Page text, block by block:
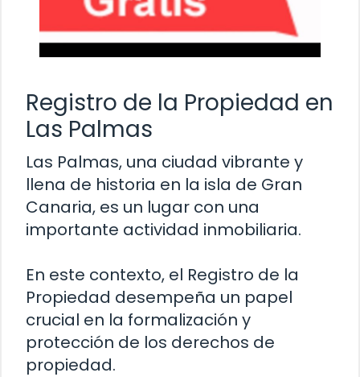
Registro de la Propiedad en
Las Palmas
Las Palmas, una ciudad vibrante y
llena de historia en la isla de Gran
Canaria, es un lugar con una
importante actividad inmobiliaria.
En este contexto, el Registro de la
Propiedad desempeña un papel
crucial en la formalización y
protección de los derechos de
propiedad.